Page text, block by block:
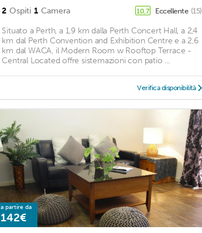
2 Ospiti 1 Camera 10,7 Eccellente (15)
Situato a Perth, a 1,9 km dalla Perth Concert Hall, a 2,4
km dal Perth Convention and Exhibition Centre e a 2,6
km dal WACA, il Modern Room w Rooftop Terrace -
Central Located offre sistemazioni con patio ...
Verifica disponibilità
a partire da
142€